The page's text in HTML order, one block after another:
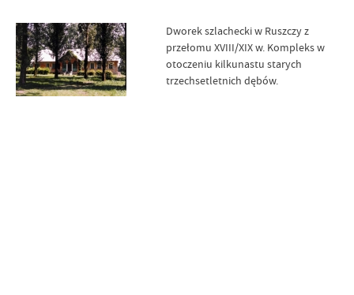
Dworek szlachecki w Ruszczy z
przełomu XVIII/XIX w. Kompleks w
otoczeniu kilkunastu starych
trzechsetletnich dębów.